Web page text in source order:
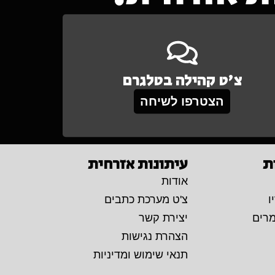
צ'ט קהילה בטלגרם
הצטרפו לשיחה
עיתונות אזרחית
אודות
צ'ט מערכת כתבים
יצירת קשר
הצהרת נגישות
תנאי שימוש ומדיניות